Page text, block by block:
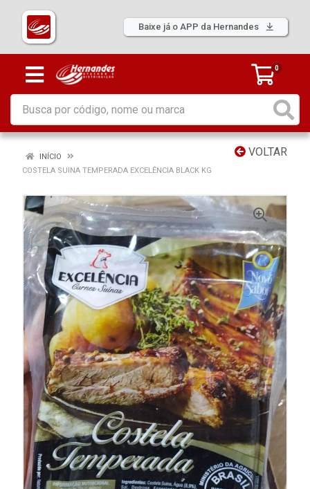
Baixe já o APP da Hernandes
0
VOLTAR
INÍCIO
COSTELA SUINA TEMPERADA EXCELÊNCIA BLACK KG